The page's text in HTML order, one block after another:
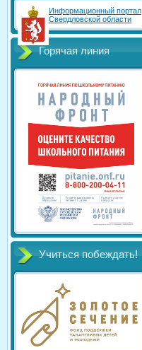
Информационный портал
Свердловской области
Горячая линия
Учиться побеждать!